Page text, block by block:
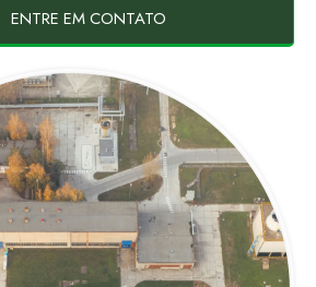
ENTRE EM CONTATO